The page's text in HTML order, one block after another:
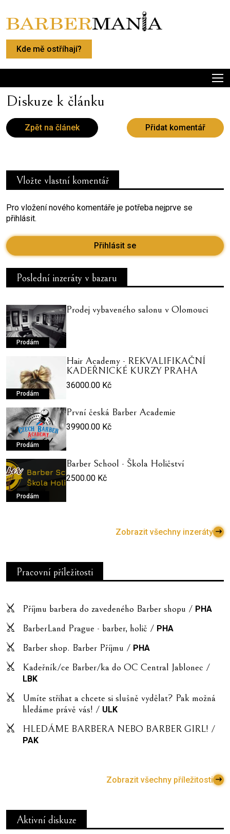
Kde mě ostříhají?
Diskuze k článku
Zpět na článek Přidat komentář
Vložte vlastní komentář
Pro vložení nového komentáře je potřeba nejprve se
přihlásit.
Přihlásit se
Poslední inzeráty v bazaru
Prodám
Prodej vybaveného salonu v Olomouci
Prodám
Hair Academy - REKVALIFIKAČNÍ
KADEŘNICKÉ KURZY PRAHA
36000.00 Kč
Prodám
První česká Barber Academie
39900.00 Kč
Prodám
Barber School - Škola Holičství
2500.00 Kč
Zobrazit všechny inzeráty
Pracovní příležitosti
Příjmu barbera do zavedeného Barber shopu / PHA
BarberLand Prague - barber, holič / PHA
Barber shop. Barber Příjmu / PHA
Kadeřník/ce Barber/ka do OC Central Jablonec /
LBK
Umíte střihat a chcete si slušně vydělat? Pak možná
hledáme právě vás! / ULK
HLEDÁME BARBERA NEBO BARBER GIRL! /
PAK
Zobrazit všechny příležitosti
Aktivní diskuze